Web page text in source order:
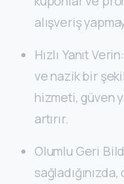
alışveriş
Hızlı Yanıt
ve nazik bir
hizmeti, güven
artırır.
Olumlu Geri